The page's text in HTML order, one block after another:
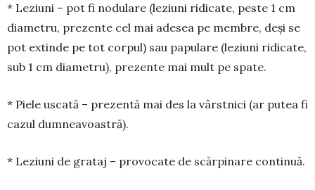
* Leziuni – pot fi nodulare (leziuni ridicate, peste 1 cm
dia­metru, prezente cel mai adesea pe membre, deși se
pot extinde pe tot corpul) sau papulare (le­ziuni ridicate,
sub 1 cm diame­tru), pre­zente mai mult pe spate.
* Piele uscată – prezentă mai des la vârstnici (ar putea fi
cazul dumneavoastră).
* Leziuni de grataj – provo­cate de scărpinare continuă.